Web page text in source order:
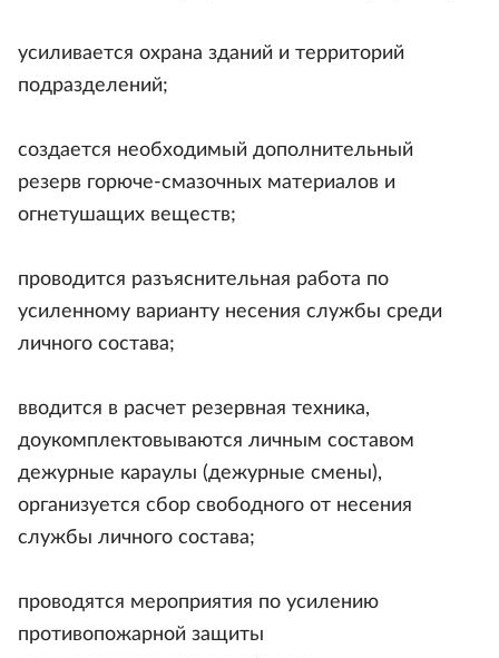
усиливается охрана зданий и территорий
подразделений;
создается необходимый дополнительный
резерв горюче-смазочных материалов и
огнетушащих веществ;
проводится разъяснительная работа по
усиленному варианту несения службы среди
личного состава;
вводится в расчет резервная техника,
доукомплектовываются личным составом
дежурные караулы (дежурные смены),
организуется сбор свободного от несения
службы личного состава;
проводятся мероприятия по усилению
противопожарной защиты